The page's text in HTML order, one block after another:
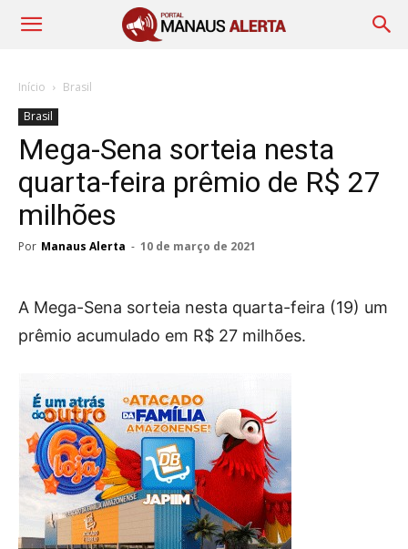
Início
Brasil
Brasil
Mega-Sena sorteia nesta
quarta-feira prêmio de R$ 27
milhões
Por Manaus Alerta - 10 de março de 2021
A Mega-Sena sorteia nesta quarta-feira (19) um
prêmio acumulado em R$ 27 milhões.